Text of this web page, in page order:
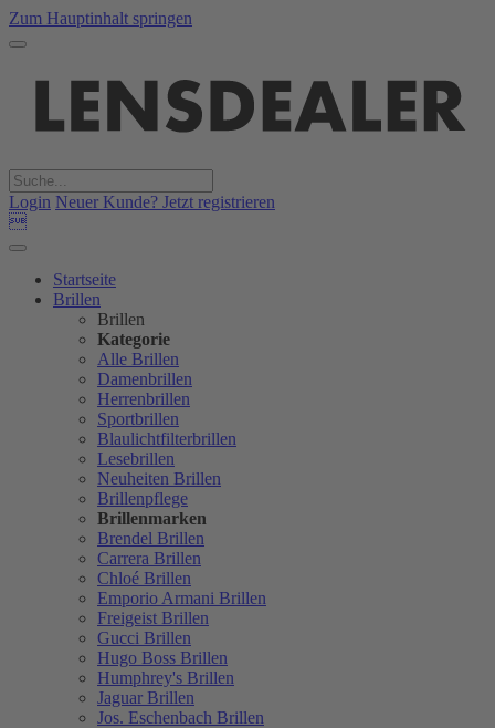
Zum Hauptinhalt springen
Login Neuer Kunde? Jetzt registrieren

Startseite
Brillen
Brillen
Kategorie
Alle Brillen
Damenbrillen
Herrenbrillen
Sportbrillen
Blaulichtfilterbrillen
Lesebrillen
Neuheiten Brillen
Brillenpflege
Brillenmarken
Brendel Brillen
Carrera Brillen
Chloé Brillen
Emporio Armani Brillen
Freigeist Brillen
Gucci Brillen
Hugo Boss Brillen
Humphrey's Brillen
Jaguar Brillen
Jos. Eschenbach Brillen